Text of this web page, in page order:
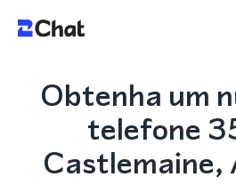
Obtenha um
telefone